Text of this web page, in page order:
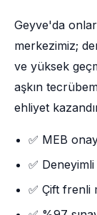
Geyve'da
merkezimiz;
ve yüksek
aşkın
ehliyet
✅ MEB
✅
✅ Çift frenli